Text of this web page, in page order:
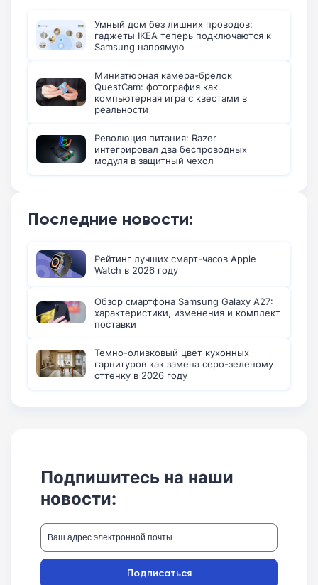
Умный дом без лишних проводов:
гаджеты IKEA теперь подключаются к
Samsung напрямую
Миниатюрная камера-брелок
QuestCam: фотография как
компьютерная игра с квестами в
реальности
Революция питания: Razer
интегрировал два беспроводных
модуля в защитный чехол
Последние новости:
Рейтинг лучших смарт-часов Apple
Watch в 2026 году
Обзор смартфона Samsung Galaxy A27:
характеристики, изменения и комплект
поставки
Темно-оливковый цвет кухонных
гарнитуров как замена серо-зеленому
оттенку в 2026 году
Подпишитесь на наши
новости:
Подписаться